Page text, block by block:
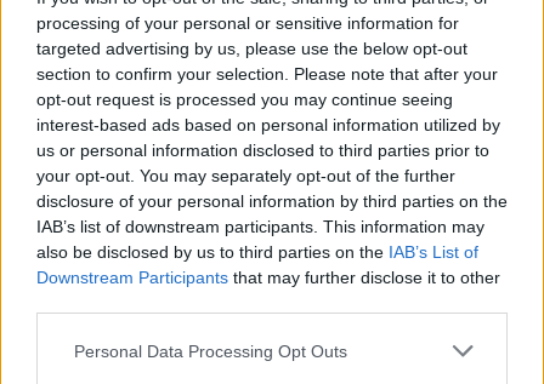
processing of your personal or sensitive information for
targeted advertising by us, please use the below opt-out
section to confirm your selection. Please note that after your
opt-out request is processed you may continue seeing
interest-based ads based on personal information utilized by
us or personal information disclosed to third parties prior to
your opt-out. You may separately opt-out of the further
disclosure of your personal information by third parties on the
IAB’s list of downstream participants. This information may
also be disclosed by us to third parties on the IAB’s List of
Downstream Participants that may further disclose it to other
Please note that this website/app uses one or more Google
Personal Data Processing Opt Outs
collabora con camerali locali e cura
newsletter economiche territoriali.